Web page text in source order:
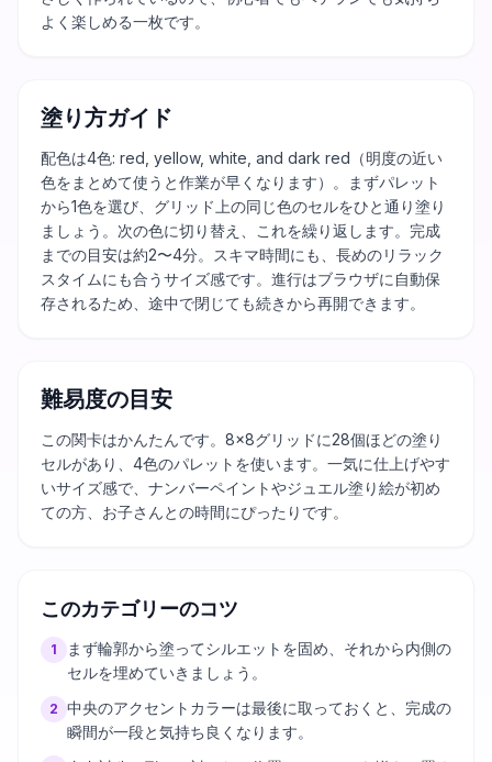
よく楽しめる一枚です。
塗り方ガイド
配色は4色: red, yellow, white, and dark red（明度の近い
色をまとめて使うと作業が早くなります）。まずパレット
から1色を選び、グリッド上の同じ色のセルをひと通り塗り
ましょう。次の色に切り替え、これを繰り返します。完成
までの目安は約2〜4分。スキマ時間にも、長めのリラック
スタイムにも合うサイズ感です。進行はブラウザに自動保
存されるため、途中で閉じても続きから再開できます。
難易度の目安
この関卡はかんたんです。8×8グリッドに28個ほどの塗り
セルがあり、4色のパレットを使います。一気に仕上げやす
いサイズ感で、ナンバーペイントやジュエル塗り絵が初め
ての方、お子さんとの時間にぴったりです。
このカテゴリーのコツ
1
まず輪郭から塗ってシルエットを固め、それから内側の
セルを埋めていきましょう。
2 中央のアクセントカラーは最後に取っておくと、完成の
瞬間が一段と気持ち良くなります。